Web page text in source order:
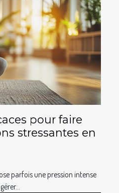
pour faire
stressantes en
parfois une pression intense